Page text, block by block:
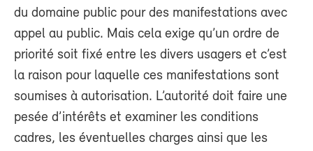
du domaine public pour des manifestations avec
appel au public. Mais cela exige qu’un ordre de
priorité soit fixé entre les divers usagers et c’est
la raison pour laquelle ces manifestations sont
soumises à autorisation. L’autorité doit faire une
pesée d’intérêts et examiner les conditions
cadres, les éventuelles charges ainsi que les